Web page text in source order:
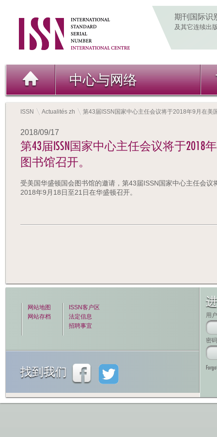
期刊国际识
及其它连续出
中心与网络
ISSN Actualités zh 第43届ISSN国家中心主任会议将于2018年9月在美
2018/09/17
第43届ISSN国家中心主任会议将于
图书馆召开。
受美国华盛顿国会图书馆的邀请，第43届ISSN国家中心主任会议
2018年9月18日至21日在华盛顿召开。
网站地图
网站存档
ISSN客户区
法定信息
招聘事宜
找到我们
用
密码